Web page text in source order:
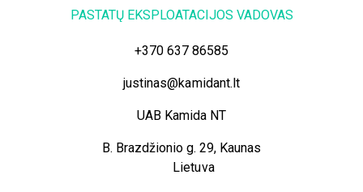
PASTATŲ EKSPLOATACIJOS VADOVAS
+370 637 86585
justinas@kamidant.lt
UAB Kamida NT
B. Brazdžionio g. 29, Kaunas
Lietuva